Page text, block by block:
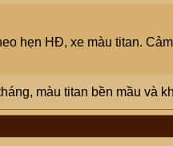
hẹn HĐ, xe màu titan.
màu titan bền mầu và